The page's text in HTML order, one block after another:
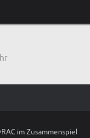
im Zusammenspiel